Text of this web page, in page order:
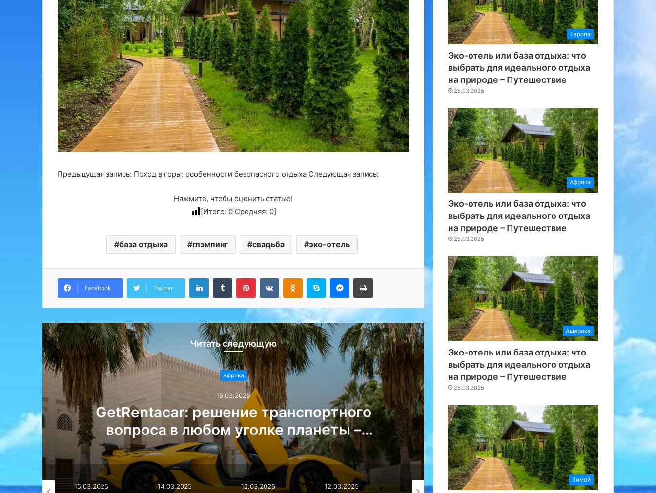
Предыдущая запись: Поход в горы: особенности безопасного отдыха Следующая запись:
Нажмите, чтобы оценить статью!
[Итого: 0Средняя: 0]
база отдыха глэмпинг свадьба эко-отель
Facebook Twitter
LinkedInTumblr PinterestВконтактеОдноклассники
Skype MessengerПечатать
Читать следующую
Африка
15.03.2025
GetRentacar: решение транспортного
вопроса в любом уголке планеты –
Путешествие
Поздравляю всех
15.03.2025 14.03.2025 12.03.2025 12.03.2025 16.12.2024 16.07.2024 16.07.2024
Европа
Эко-отель или база отдыха: что
выбрать для идеального отдыха
на природе – Путешествие
25.03.2025
Африка
Эко-отель или база отдыха: что
выбрать для идеального отдыха
на природе – Путешествие
25.03.2025
Америка
Эко-отель или база отдыха: что
выбрать для идеального отдыха
на природе – Путешествие
25.03.2025
Зимой